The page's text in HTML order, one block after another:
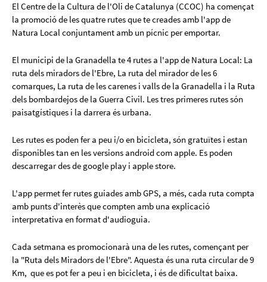
El Centre de la Cultura de l'Oli de Catalunya (CCOC) ha començat
la promoció de les quatre rutes que te creades amb l'app de
Natura Local conjuntament amb un pícnic per emportar.
El municipi de la Granadella te 4 rutes a l'app de Natura Local: La
ruta dels miradors de l'Ebre, La ruta del mirador de les 6
comarques, La ruta de les carenes i valls de la Granadella i la Ruta
dels bombardejos de la Guerra Civil. Les tres primeres rutes són
paisatgístiques i la darrera és urbana.
Les rutes es poden fer a peu i/o en bicicleta, són gratuïtes i estan
disponibles tan en les versions android com apple. Es poden
descarregar des de google play i apple store.
L'app permet fer rutes guiades amb GPS, a més, cada ruta compta
amb punts d'interès que compten amb una explicació
interpretativa en format d'audioguia.
Cada setmana es promocionarà una de les rutes, començant per
la "Ruta dels Miradors de l'Ebre". Aquesta és una ruta circular de 9
Km, que es pot fer a peu i en bicicleta, i és de dificultat baixa.